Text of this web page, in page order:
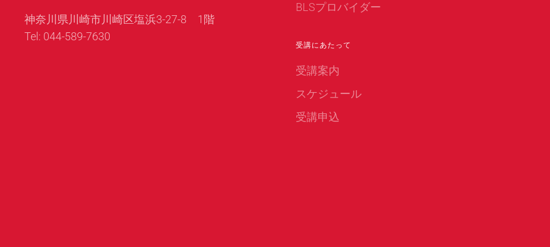
神奈川県川崎市川崎区塩浜3-27-8 1階
Tel: 044-589-7630
BLSプロバイダー
受講にあたって
受講案内
スケジュール
受講申込